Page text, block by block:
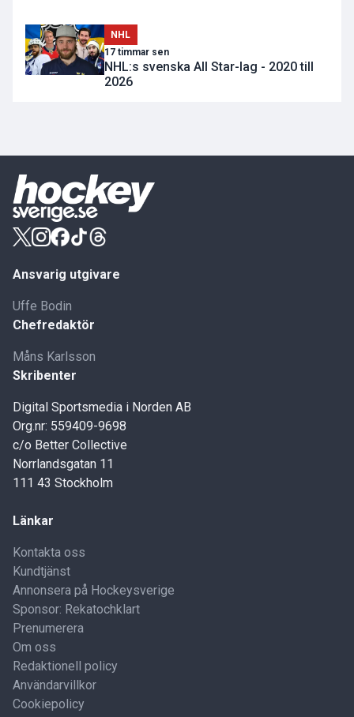
NHL
17 timmar sen
NHL:s svenska All Star-lag - 2020 till
2026
Ansvarig utgivare
Uffe Bodin
Chefredaktör
Måns Karlsson
Skribenter
Digital Sportsmedia i Norden AB
Org.nr: 559409-9698
c/o Better Collective
Norrlandsgatan 11
111 43 Stockholm
Länkar
Kontakta oss
Kundtjänst
Annonsera på Hockeysverige
Sponsor: Rekatochklart
Prenumerera
Om oss
Redaktionell policy
Användarvillkor
Cookiepolicy